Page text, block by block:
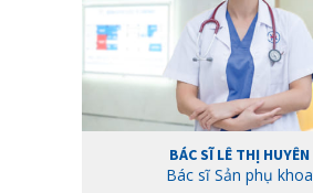
BÁC SĨ LÊ THỊ HUYÊN
Bác sĩ Sản phụ khoa